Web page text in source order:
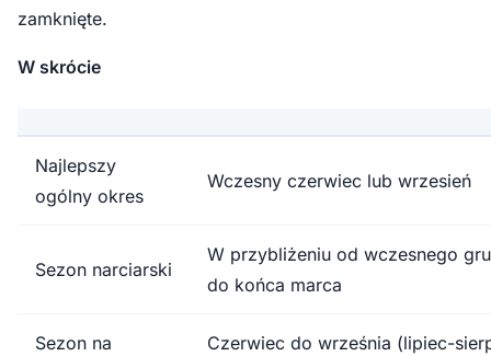
zamknięte.
W skrócie
Najlepszy
ogólny okres
Wczesny czerwiec lub wrzesień
Sezon narciarski
W przybliżeniu od wczesnego
do końca marca
Sezon na
Czerwiec do września (lipiec-